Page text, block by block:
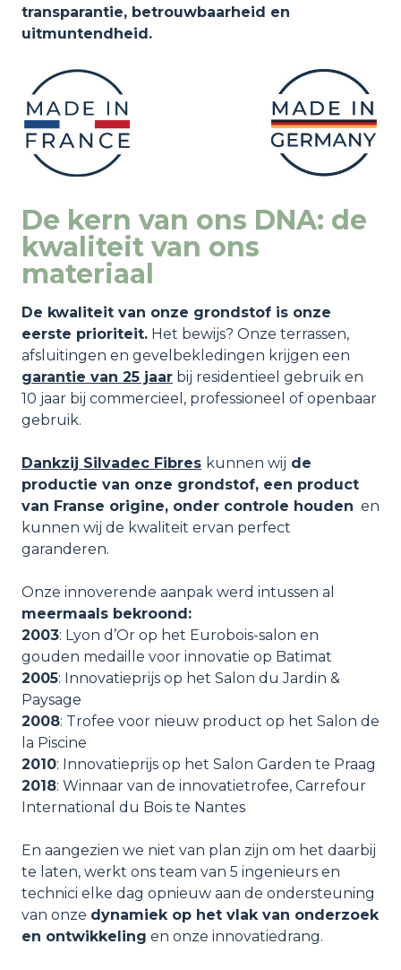
transparantie, betrouwbaarheid en
uitmuntendheid.
De kern van ons DNA: de
kwaliteit van ons
materiaal
De kwaliteit van onze grondstof is onze
eerste prioriteit. Het bewijs? Onze terrassen,
afsluitingen en gevelbekledingen krijgen een
garantie van 25 jaar bij residentieel gebruik en
10 jaar bij commercieel, professioneel of openbaar
gebruik.
Dankzij Silvadec Fibres kunnen wij de
productie van onze grondstof, een product
van Franse origine, onder controle houden en
kunnen wij de kwaliteit ervan perfect
garanderen.
Onze innoverende aanpak werd intussen al
meermaals bekroond:
2003: Lyon d’Or op het Eurobois-salon en
gouden medaille voor innovatie op Batimat
2005: Innovatieprijs op het Salon du Jardin &
Paysage
2008: Trofee voor nieuw product op het Salon de
la Piscine
2010: Innovatieprijs op het Salon Garden te Praag
2018: Winnaar van de innovatietrofee, Carrefour
International du Bois te Nantes
En aangezien we niet van plan zijn om het daarbij
te laten, werkt ons team van 5 ingenieurs en
technici elke dag opnieuw aan de ondersteuning
van onze dynamiek op het vlak van onderzoek
en ontwikkeling en onze innovatiedrang.